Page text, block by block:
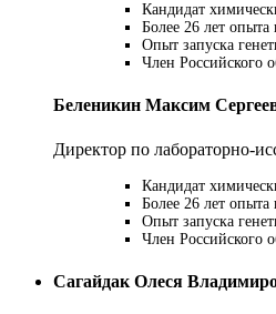
Кандидат
Более 26 лет
Опыт запуска
Член Российского
Бeлeникин Мaкcим
Директор по лабораторно-
Кандидат
Более 26 лет
Опыт запуска
Член Российского
Сагайдак Олеся